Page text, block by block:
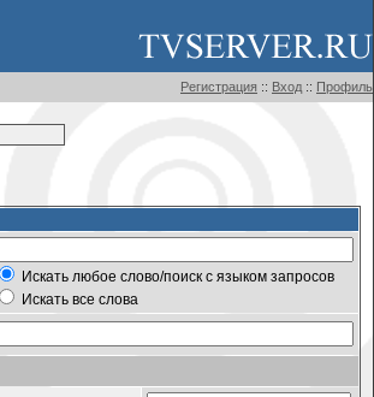
Регистрация :: Вход :: Профиль
Искать любое слово/поиск с языком запросов
Искать все слова